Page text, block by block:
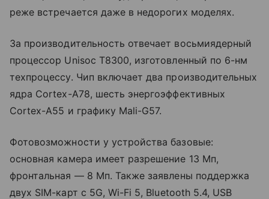
реже встречается даже в недорогих моделях.
За производительность отвечает восьмиядерный
процессор Unisoc T8300, изготовленный по 6-нм
техпроцессу. Чип включает два производительных
ядра Cortex-A78, шесть энергоэффективных
Cortex-A55 и графику Mali-G57.
Фотовозможности у устройства базовые:
основная камера имеет разрешение 13 Мп,
фронтальная — 8 Мп. Также заявлены поддержка
двух SIM-карт с 5G, Wi-Fi 5, Bluetooth 5.4, USB